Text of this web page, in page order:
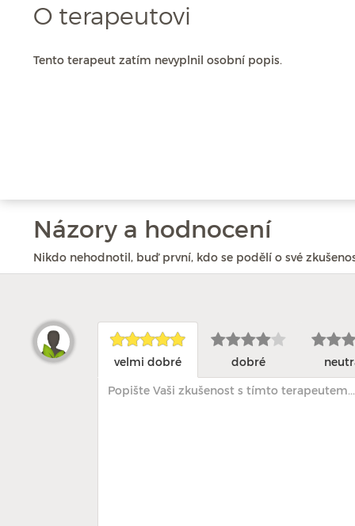
O terapeutovi
Tento terapeut zatím nevyplnil osobní popis.
Názory a hodnocení
Nikdo nehodnotil, buď první, kdo se podělí o své
velmi dobré dobré